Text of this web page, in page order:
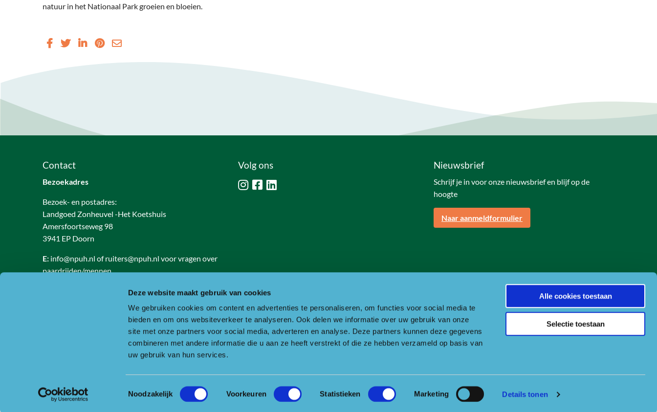
Deze website maakt gebruik van cookies
We gebruiken cookies om content en advertenties te personaliseren, om functies voor social media te
bieden en om ons websiteverkeer te analyseren. Ook delen we informatie over uw gebruik van onze
site met onze partners voor social media, adverteren en analyse. Deze partners kunnen deze gegevens
combineren met andere informatie die u aan ze heeft verstrekt of die ze hebben verzameld op basis van
uw gebruik van hun services.
Toestemmingsselectie
Noodzakelijk Voorkeuren Statistieken Marketing Details tonen
Alle cookies toestaan
Selectie toestaan
natuur in het Nationaal Park groeien en bloeien.
Contact
Bezoekadres
Bezoek- en postadres:
Landgoed Zonheuvel -Het Koetshuis
Amersfoortseweg 98
3941 EP Doorn
E: info@npuh.nl of ruiters@npuh.nl voor vragen over
paardrijden/mennen
RSIN nummer: 818889986
BTW nummer: 8188 89 986 B01
Of ga naar de contactpagina.
Volg ons Nieuwsbrief
Schrijf je in voor onze nieuwsbrief en blijf op de
hoogte
Naar aanmeldformulier
Copyright © Nationaal Park Utrechtse Heuvelrug
Disclaimer